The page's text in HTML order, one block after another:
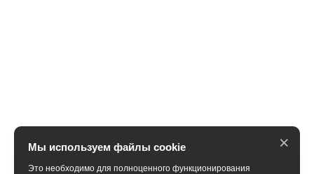
Мы используем файлы cookie
Это необходимо для полноценного функционирования
×